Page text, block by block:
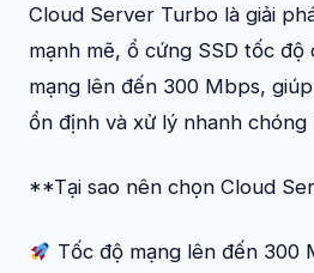
Cloud Server Turbo là giải
mạnh mẽ, ổ cứng SSD tốc
mạng lên đến 300 Mbps,
ổn định và xử lý nhanh chóng
**Tại sao nên chọn Cloud
Tốc độ mạng lên đến 300